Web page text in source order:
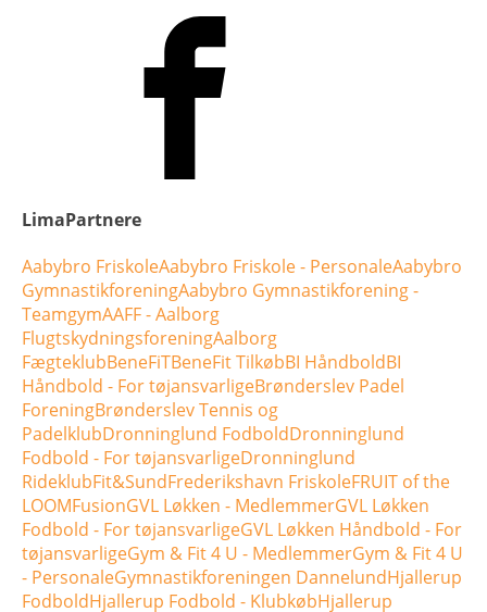
LimaPartnere
Aabybro FriskoleAabybro Friskole - PersonaleAabybro
GymnastikforeningAabybro Gymnastikforening -
TeamgymAAFF - Aalborg
FlugtskydningsforeningAalborg
FægteklubBeneFiTBeneFit TilkøbBI HåndboldBI
Håndbold - For tøjansvarligeBrønderslev Padel
ForeningBrønderslev Tennis og
PadelklubDronninglund FodboldDronninglund
Fodbold - For tøjansvarligeDronninglund
RideklubFit&SundFrederikshavn FriskoleFRUIT of the
LOOMFusionGVL Løkken - MedlemmerGVL Løkken
Fodbold - For tøjansvarligeGVL Løkken Håndbold - For
tøjansvarligeGym & Fit 4 U - MedlemmerGym & Fit 4 U
- PersonaleGymnastikforeningen DannelundHjallerup
FodboldHjallerup Fodbold - KlubkøbHjallerup